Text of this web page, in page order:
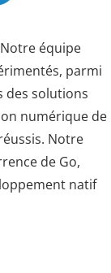
Notre équipe
parmi
des solutions
numérique de
Notre
de Go,
natif